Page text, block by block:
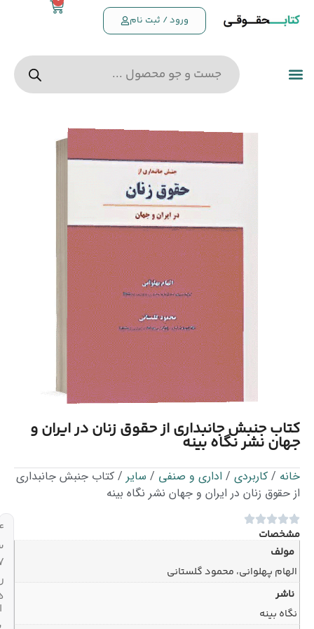
ورود / ثبت نام
جنبش جانبداری از حقوق زنان در ایران و
نشر نگاه بینه
/کاربردی/اداری و صنفی /سایر / کتاب جنبش جانبداری
زنان در ایران و جهان نشر نگاه بینه
پهلوانی، محمود گلستانی
بینه
ساعته،
روز